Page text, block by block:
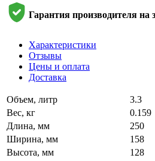
Гарантия производителя на
Характеристики
Отзывы
Цены и оплата
Доставка
Объем, литр
3.3
Вес, кг
0.159
Длина, мм
250
Ширина, мм
158
Высота, мм
128